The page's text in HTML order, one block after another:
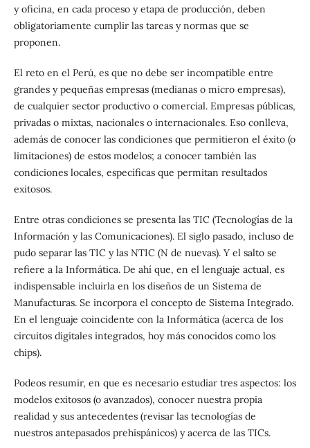
y oficina, en cada proceso y etapa de producción, deben
obligatoriamente cumplir las tareas y normas que se
proponen.
El reto en el Perú, es que no debe ser incompatible entre
grandes y pequeñas empresas (medianas o micro empresas),
de cualquier sector productivo o comercial. Empresas públicas,
privadas o mixtas, nacionales o internacionales. Eso conlleva,
además de conocer las condiciones que permitieron el éxito (o
limitaciones) de estos modelos; a conocer también las
condiciones locales, específicas que permitan resultados
exitosos.
Entre otras condiciones se presenta las TIC (Tecnologías de la
Información y las Comunicaciones). El siglo pasado, incluso de
pudo separar las TIC y las NTIC (N de nuevas). Y el salto se
refiere a la Informática. De ahí que, en el lenguaje actual, es
indispensable incluirla en los diseños de un Sistema de
Manufacturas. Se incorpora el concepto de Sistema Integrado.
En el lenguaje coincidente con la Informática (acerca de los
circuitos digitales integrados, hoy más conocidos como los
chips).
Podeos resumir, en que es necesario estudiar tres aspectos: los
modelos exitosos (o avanzados), conocer nuestra propia
realidad y sus antecedentes (revisar las tecnologías de
nuestros antepasados prehispánicos) y acerca de las TICs.